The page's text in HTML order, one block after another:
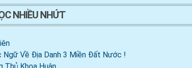
NHIỀU NHỨT
Ngữ Về Địa Danh 3 Miền Đất Nước !
Thủ Khoa Huân